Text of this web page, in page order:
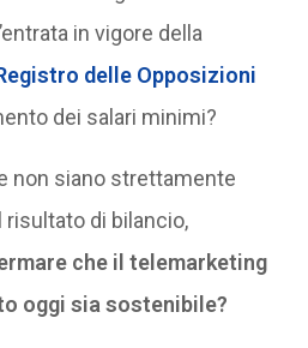
in vigore della
delle Opposizioni
dei salari minimi?
non siano strettamente
risultato di bilancio,
che il telemarketing
oggi sia sostenibile?